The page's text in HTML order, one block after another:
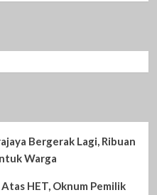
Bergerak Lagi, Ribuan
Warga
HET, Oknum Pemilik